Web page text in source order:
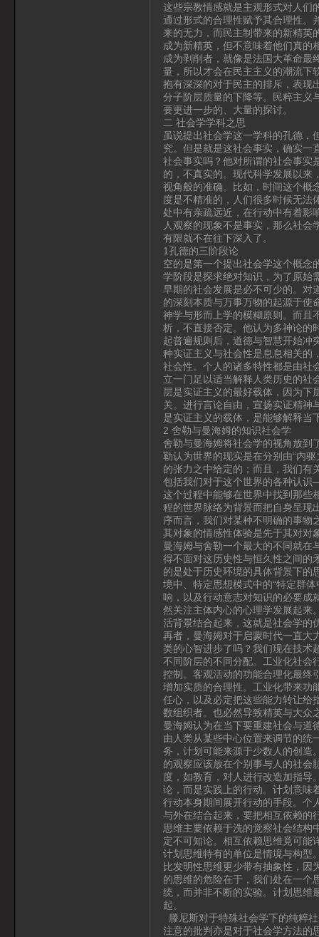
这些宗教情感就是主观形式对人们
通过形式的合理性赋予其合理性。
来的无力，而民主制带来的新精英
成为新精英，但不意味着他们真的
成为剥削者，就像是法国大革命最
量，所以才会在民主主义的潮流下
抱有深深的对于民主的排斥，表现
分子阶层质量的下降等。民粹主义
要更进一步的、大量的探讨。
二 社会学学科之思
虽说提出社会学这一学科的孔德，
究。但是就是这社会事实，确实一
社会事实吗？他对所谓的社会事实
的，不真实的。现代科学发展以来
视角般的准确。比如，时间这个概
度是不精准的，人们很多时候无法
处中有亲疏远近，在行动中有着影
人观察的现象不是事实，那么社
有限就不在往下深入了。
1孔德的三阶段论
空的是第一个提出社会学这个概念
学阶段是探求绝对知识，为了原始
早期的社会发展是必不可少的。对
的深刻本质与万事万物的起源于使
神学与形而上学的模糊原则。而且
析，不直接否定。他认为多神论的
起普遍规则后，道德与智慧开始冲
种实证主义与社会性是息息相关的
社会性。个人的诸多特性都是由社
立一门足以适当解释人类历史的社
层是实证主义的最好载体，因为下
关。进行言论自由，宣扬实证精神
是实证主义的载体，是能够解释当
2 舍勒与曼海姆的知识社会学
舍勒与曼海姆将社会学的视角放到
勒认为世界的现实是在分别由“内
的张力之中给定的；而且，我们
包括我们对于这个世界的各种认
这个过程中能够在世界中找到那些
程的世界脉络为背景而把自身呈现
序而言，我们对某种不明确的事物
其对象的情感性体验是先于其对对
曼海姆与舍勒一个最大的不同就在
得不面对这历史性与恒久性之间的
的是处于历史环境的具体背景下的
境中、特定思想模式中的“特定群
响，以及行动意志对知识的必要成
然关注主体内心的心理学发展起来
活背景结合起来，这就是社会学的
再者，曼海姆对于启蒙时代一直大
类的心智进步了吗？我们现在技术
不同阶层的不同分配。工业化社会
控制。客观活动的功能合理化最终
增加实质的合理性。工业化带来功
任心，以及必定把这些能力转让给
数组织者。也必然导致精英与大众
曼海姆认为在当下要重建社会与道
由人类从某些中心位置来调节的统
务，计划可能来源于少数人的创造
的观察应该放在个别事与人的社会
度，如教育，对人进行改造加指导
论，而是实践上的行动。计划意味
行动本身期间展开行动的手段。个
与外在结合起来，要把相互依赖的
思维主要依赖于洗的觉察社会结构
定不可知论。相互依赖思维竟可能
计划思维特有的单位是情境与构型
比发明性思维更少带有抽象性，因
的思维的危险在于，我们处在一个
统，而并非不断的实验。计划思维
起。
滕尼斯对于特殊社会学下的纯粹
注意的批判亦是对于社会学方法的